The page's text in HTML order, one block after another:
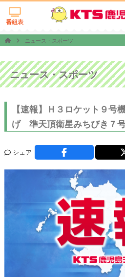
番組表
ニュース・スポーツ
ニュース・スポーツ
【速報】Ｈ３ロケット９
げ 準天頂衛星みちびき７
シェア